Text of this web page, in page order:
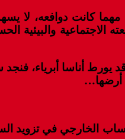
مهما كانت دوافعه،
الاجتماعية والبيئية
يورط أناسا أبرياء،
أرضها…
الخارجي في تزويد